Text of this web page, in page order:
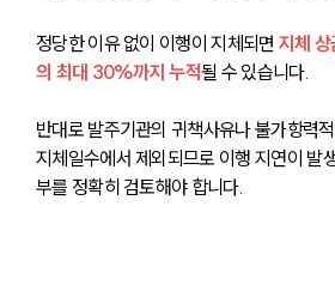
정당한 이유 없이 이행이 지체되면 지체
의 최대 30%까지 누적될 수 있습니다.
반대로 발주기관의 귀책사유나 불가항력
지체일수에서 제외되므로 이행 지연이 발
부를 정확히 검토해야 합니다.